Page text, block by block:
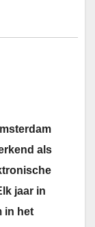
als
jaar in
in het